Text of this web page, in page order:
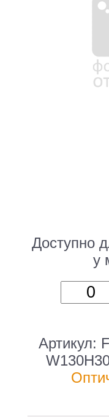
Доступно
у
товара
19V-
3U-
Артикул: